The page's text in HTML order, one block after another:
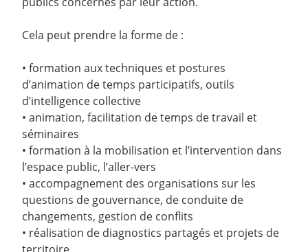
Cela peut prendre la forme de :
• formation aux techniques et postures
d’animation de temps participatifs, outils
d’intelligence collective
• animation, facilitation de temps de travail et
séminaires
• formation à la mobilisation et l’intervention dans
l’espace public, l’aller-vers
• accompagnement des organisations sur les
questions de gouvernance, de conduite de
changements, gestion de conflits
• réalisation de diagnostics partagés et projets de